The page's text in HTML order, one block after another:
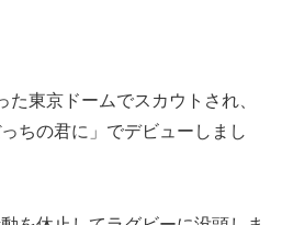
東京ドームでスカウトされ、
ちの君に」でデビューしまし